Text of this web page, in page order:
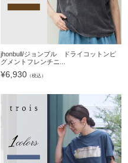
jhonbull/ジョンブル ドライコットンピ
グメントフレンチニ...
¥6,930 （税込）